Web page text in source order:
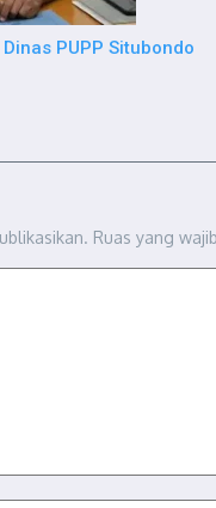
PUPP Situbondo
Ruas yang